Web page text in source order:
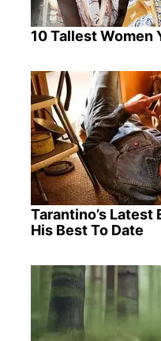
10 Tallest Women
Tarantino’s
His Best To Date